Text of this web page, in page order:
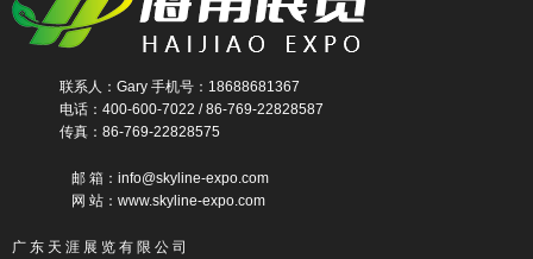
联系人：Gary 手机号：18688681367
电话：400-600-7022 / 86-769-22828587
传真：86-769-22828575
邮 箱：info@skyline-expo.com
网 站：www.skyline-expo.com
广 东 天 涯 展 览 有 限 公 司